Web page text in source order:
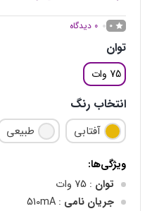
0
0 دیدگاه
توان
75 وات
انتخاب رنگ
آفتابی طبیعی
ویژگی‌ها:
توان : 75 وات
جریان نامی : 510mA